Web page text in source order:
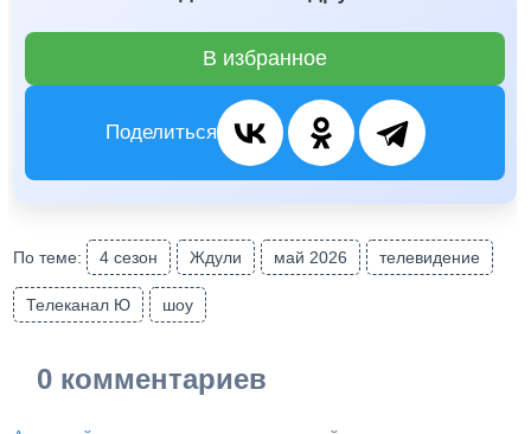
В избранное
Поделиться
По теме: 4 сезон Ждули май 2026 телевидение
Телеканал Ю шоу
0 комментариев